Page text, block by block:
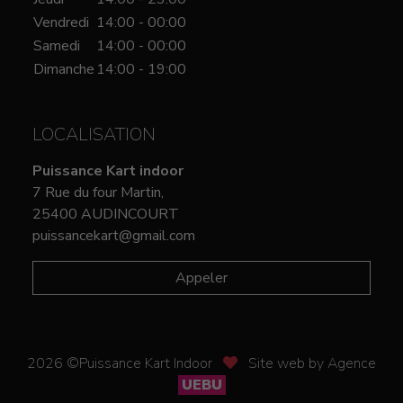
Vendredi 14:00 - 00:00
Samedi
14:00 - 00:00
Dimanche 14:00 - 19:00
LOCALISATION
Puissance Kart indoor
7 Rue du four Martin,
25400 AUDINCOURT
puissancekart@gmail.com
Appeler
2026 ©Puissance Kart Indoor
Site web by Agence
UEBU